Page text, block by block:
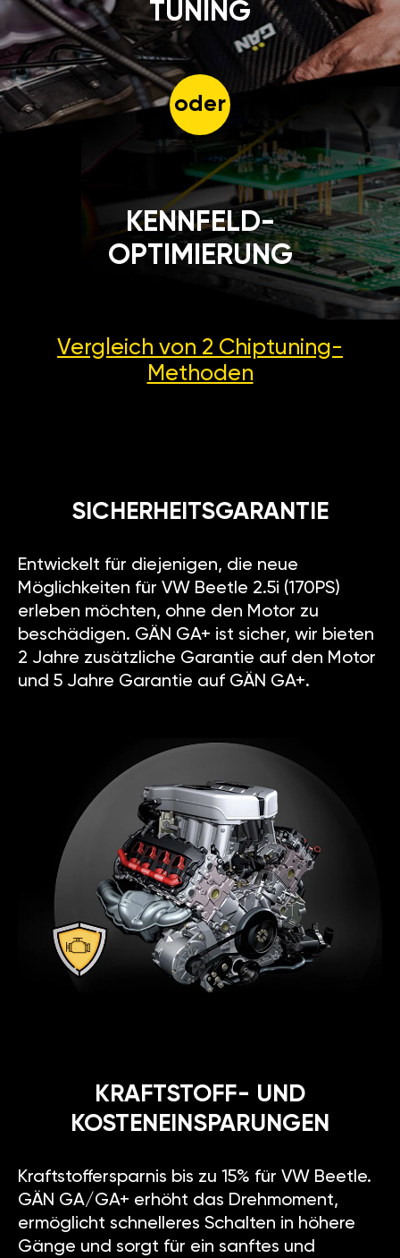
TUNING
oder
KENNFELD-
OPTIMIERUNG
Vergleich von 2 Chiptuning-
Methoden
SICHERHEITSGARANTIE
Entwickelt für diejenigen, die neue
Möglichkeiten für VW Beetle 2.5i (170PS)
erleben möchten, ohne den Motor zu
beschädigen. GÄN GA+ ist sicher, wir bieten
2 Jahre zusätzliche Garantie auf den Motor
und 5 Jahre Garantie auf GÄN GA+.
KRAFTSTOFF- UND
KOSTENEINSPARUNGEN
Kraftstoffersparnis bis zu 15% für VW Beetle.
GÄN GA/GA+ erhöht das Drehmoment,
ermöglicht schnelleres Schalten in höhere
Gänge und sorgt für ein sanftes und